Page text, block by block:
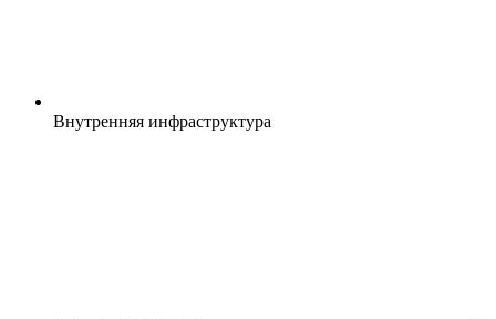
Внутренняя инфраструктура